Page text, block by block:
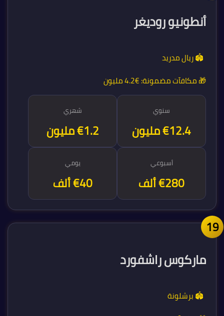
أنطونيو روديغر
🏟️ ريال مدريد
🎁 مكافآت مضمونة:€4.2 مليون
سنوي
€14.6 مليون
شهري
€1.2 مليون
أسبوعي
€280 ألف
يومي
€40 ألف
ماركوس راشفورد
🏟️ برشلونة